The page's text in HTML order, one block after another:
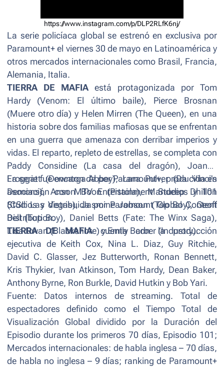
https://www.instagram.com/p/DLP2RLfK6nj/
La serie policíaca global se estrenó en exclusiva por
Paramount+ el viernes 30 de mayo en Latinoamérica y
otros mercados internacionales como Brasil, Francia,
Alemania, Italia.
TIERRA DE MAFIA está protagonizada por Tom
Hardy (Venom: El último baile), Pierce Brosnan
(Muere otro día) y Helen Mirren (The Queen), en una
historia sobre dos familias mafiosas que se enfrentan
en una guerra que amenaza con derribar imperios y
vidas. El reparto, repleto de estrellas, se completa con
Paddy Considine (La casa del dragón), Joanne
Froggatt (Downton Abbey), Lara Pulver (Da Vinci's
Demons), Anson Boon (Pistola), Mandeep Dhillon
(CSI: Las Vegas), Jasmine Jobson (Top Boy), Geoff
Bell (Top Boy), Daniel Betts (Fate: The Winx Saga),
Lisa Dwan (Blackshore) y Emily Barber (Industry).
La serie fue encargada por Paramount+, producida en
asociación con MTV Entertainment Studios y 101
Studios y distribuida por Paramount Global Content
Distribution.
TIERRA DE MAFIAcuenta con la producción
ejecutiva de Keith Cox, Nina L. Diaz, Guy Ritchie,
David C. Glasser, Jez Butterworth, Ronan Bennett,
Kris Thykier, Ivan Atkinson, Tom Hardy, Dean Baker,
Anthony Byrne, Ron Burkle, David Hutkin y Bob Yari.
Fuente: Datos internos de streaming. Total de
espectadores definido como el Tiempo Total de
Visualización Global dividido por la Duración del
Episodio durante los primeros 70 días, Episodio 101;
Mercados internacionales: de habla inglesa – 70 días,
de habla no inglesa – 9 días; ranking de Paramount+